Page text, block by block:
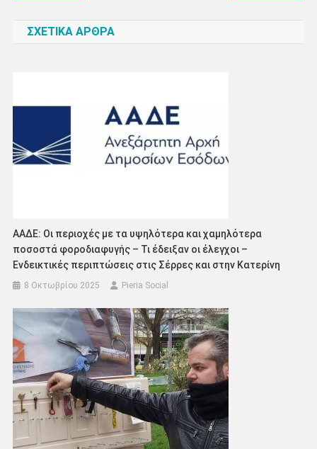
ΣΧΕΤΙΚΑ ΑΡΘΡΑ
ΑΑΔΕ: Οι περιοχές με τα υψηλότερα και χαμηλότερα
ποσοστά φοροδιαφυγής – Τι έδειξαν οι έλεγχοι –
Ενδεικτικές περιπτώσεις στις Σέρρες και στην Κατερίνη
8 Οκτωβρίου 2025 Pieria Social